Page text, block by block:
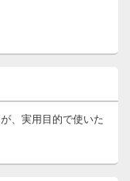
、実用目的で使いた